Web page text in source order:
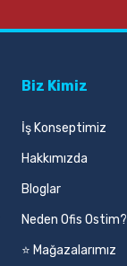
Biz Kimiz
İş Konseptimiz
Hakkımızda
Bloglar
Neden Ofis Ostim?
⭐ Mağazalarımız